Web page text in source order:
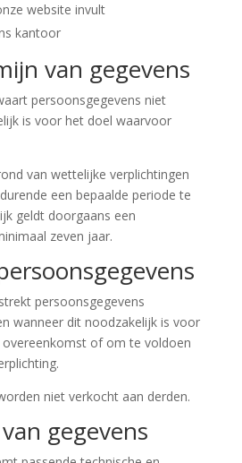
website invult
kantoor
van gegevens
persoonsgegevens niet
is voor het doel waarvoor
van wettelijke verplichtingen
een bepaalde periode te
geldt doorgaans een
zeven jaar.
persoonsgegevens
wanneer dit noodzakelijk is voor
overeenkomst of om te voldoen
niet verkocht aan derden.
gegevens